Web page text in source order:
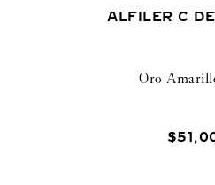
ALFILER C
Oro
$51 ,